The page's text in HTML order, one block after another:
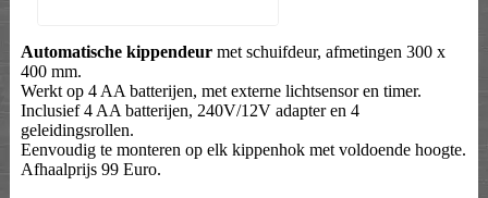
Automatische kippendeur met schuifdeur, afmetingen 300 x
400 mm.
Werkt op 4 AA batterijen, met externe lichtsensor en timer.
Inclusief 4 AA batterijen, 240V/12V adapter en 4
geleidingsrollen.
Eenvoudig te monteren op elk kippenhok met voldoende hoogte.
Afhaalprijs 99 Euro.